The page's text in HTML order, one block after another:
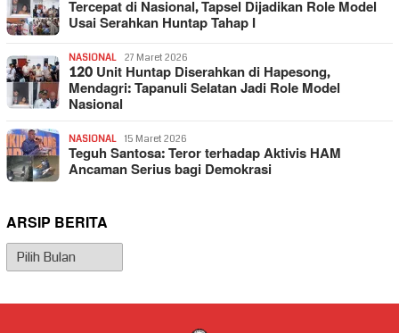
Tercepat di Nasional, Tapsel Dijadikan Role Model
Usai Serahkan Huntap Tahap I
NASIONAL 27 Maret 2026
120 Unit Huntap Diserahkan di Hapesong,
Mendagri: Tapanuli Selatan Jadi Role Model
Nasional
NASIONAL 15 Maret 2026
Teguh Santosa: Teror terhadap Aktivis HAM
Ancaman Serius bagi Demokrasi
ARSIP BERITA
Arsip
Berita